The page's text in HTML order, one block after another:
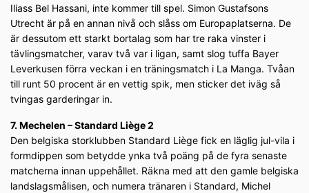
Iliass Bel Hassani, inte kommer till spel. Simon Gustafsons
Utrecht är på en annan nivå och slåss om Europaplatserna. De
är dessutom ett starkt bortalag som har tre raka vinster i
tävlingsmatcher, varav två var i ligan, samt slog tuffa Bayer
Leverkusen förra veckan i en träningsmatch i La Manga. Tvåan
till runt 50 procent är en vettig spik, men sticker det iväg så
tvingas garderingar in.
7. Mechelen – Standard Liège 2
Den belgiska storklubben Standard Liège fick en läglig jul-vila i
formdippen som betydde ynka två poäng på de fyra senaste
matcherna innan uppehållet. Räkna med att den gamle belgiska
landslagsmålisen, och numera tränaren i Standard, Michel